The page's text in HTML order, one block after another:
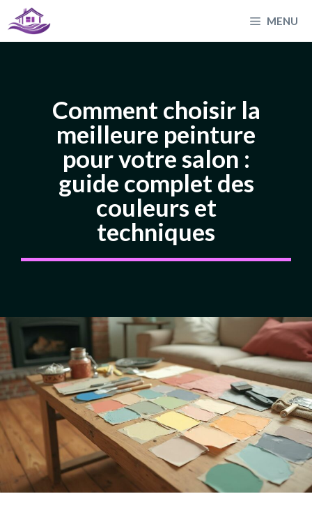
Aller
au
MENU
Comment choisir la
meilleure peinture
pour votre salon :
guide complet des
couleurs et
techniques